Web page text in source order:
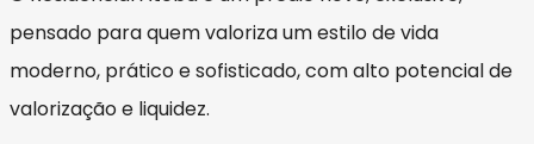
pensado para quem valoriza um estilo de vida
moderno, prático e sofisticado, com alto potencial de
valorização e liquidez.